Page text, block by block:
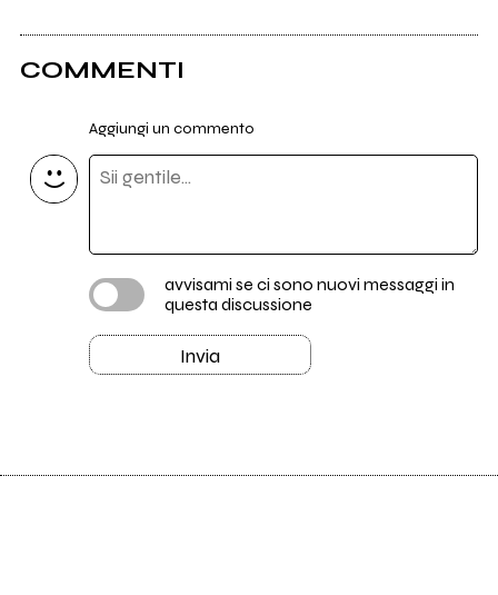
COMMENTI
Aggiungi un commento
avvisami se ci sono nuovi messaggi in
questa discussione
Invia